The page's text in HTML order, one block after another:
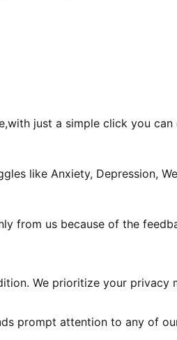
just a simple click you
like Anxiety, Depression,
from us because of the
We prioritize your privacy
prompt attention to any of